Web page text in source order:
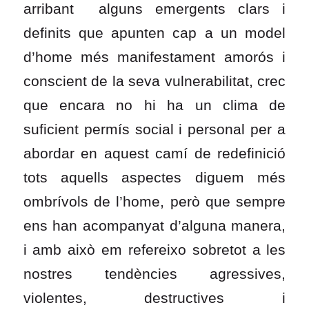
arribant alguns emergents clars i
definits que apunten cap a un model
d’home més manifestament amorós i
conscient de la seva vulnerabilitat, crec
que encara no hi ha un clima de
suficient permís social i personal per a
abordar en aquest camí de redefinició
tots aquells aspectes diguem més
ombrívols de l’home, però que sempre
ens han acompanyat d’alguna manera,
i amb això em refereixo sobretot a les
nostres tendències agressives,
violentes, destructives i